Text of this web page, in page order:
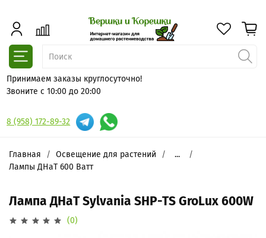
Принимаем заказы круглосуточно!
Звоните с 10:00 до 20:00
8 (958) 172-89-32
Главная Освещение для растений
...
Лампы ДНаТ 600 Ватт
Лампа ДНаТ Sylvania SHP-TS GroLux 600W
(0)